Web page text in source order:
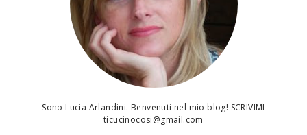
Sono Lucia Arlandini. Benvenuti nel mio blog! SCRIVIMI
ticucinocosi@gmail.com